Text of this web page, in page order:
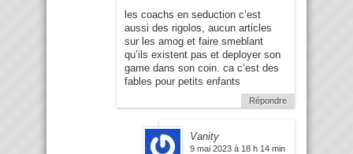
les coachs en seduction c’est
aussi des rigolos, aucun articles
sur les amog et faire smeblant
qu’ils existent pas et deployer son
game dans son coin. ca c’est des
fables pour petits enfants
Répondre
Vanity
9 mai 2023 à 18 h 14 min